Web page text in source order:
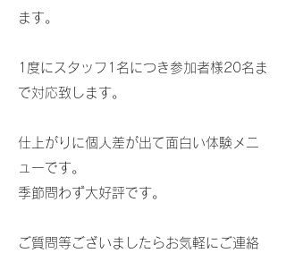
ます。
1度にスタッフ1名につき参加者様20名ま
で対応致します。
仕上がりに個人差が出て面白い体験メニ
ューです。
​季節問わず大好評です。
ご質問等ございましたらお気軽にご連絡